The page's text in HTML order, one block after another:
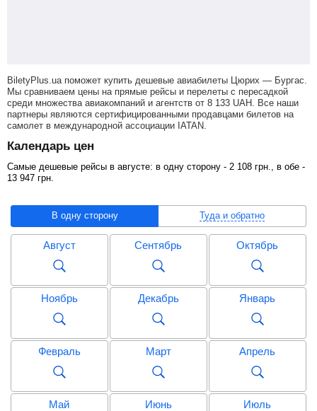
BiletyPlus.ua поможет купить дешевые авиабилеты Цюрих — Бургас.
Мы сравниваем цены на прямые рейсы и перелеты с пересадкой
среди множества авиакомпаний и агентств от 8 133 UAH . Все наши
партнеры являются сертифицированными продавцами билетов на
самолет в международной ассоциации IATAN.
Календарь цен
Самые дешевые рейсы в августе: в одну сторону - 2 108 грн ., в обе -
13 947 грн
В одну сторону Туда и обратно
Август Сентябрь Октябрь
Ноябрь Декабрь Январь
Февраль Март Апрель
Май Июнь Июль